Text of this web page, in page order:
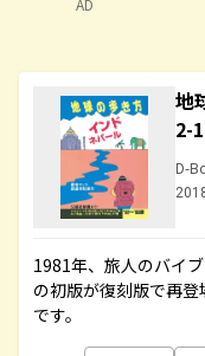
AD
地
2-
D-
1981年、旅人のバイ
の初版が復刻版で再
です。